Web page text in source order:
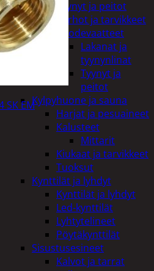
Tyynyt ja peitot
Verhot ja tarvikkeet
Vuodevaatteet
Lakanat ja
tyynynlinat
Tyynyt ja
peitot
Kylpyhuone ja sauna
Harjat ja pesuaineet
Kalusteet
Mittarit
Kiukaat ja tarvikkeet
Tuoksut
Kynttilät ja lyhdyt
Kynttilät ja lyhdyt
Led-kynttilät
Lyhtytelineet
Pöytäkynttilät
Sisustusesineet
Kalvot ja tarrat
SK EM